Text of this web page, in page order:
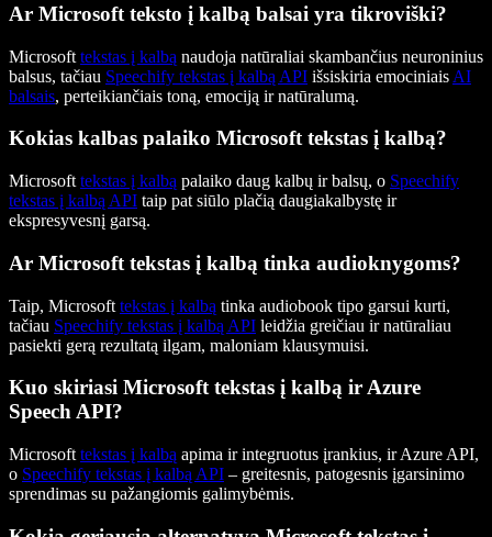
Ar Microsoft teksto į kalbą balsai yra tikroviški?
Microsoft tekstas į kalbą naudoja natūraliai skambančius neuroninius
balsus, tačiau Speechify tekstas į kalbą API išsiskiria emociniais AI
balsais, perteikiančiais toną, emociją ir natūralumą.
Kokias kalbas palaiko Microsoft tekstas į kalbą?
Microsoft tekstas į kalbą palaiko daug kalbų ir balsų, o Speechify
tekstas į kalbą API taip pat siūlo plačią daugiakalbystę ir
ekspresyvesnį garsą.
Ar Microsoft tekstas į kalbą tinka audioknygoms?
Taip, Microsoft tekstas į kalbą tinka audiobook tipo garsui kurti,
tačiau Speechify tekstas į kalbą API leidžia greičiau ir natūraliau
pasiekti gerą rezultatą ilgam, maloniam klausymuisi.
Kuo skiriasi Microsoft tekstas į kalbą ir Azure
Speech API?
Microsoft tekstas į kalbą apima ir integruotus įrankius, ir Azure API,
o Speechify tekstas į kalbą API – greitesnis, patogesnis įgarsinimo
sprendimas su pažangiomis galimybėmis.